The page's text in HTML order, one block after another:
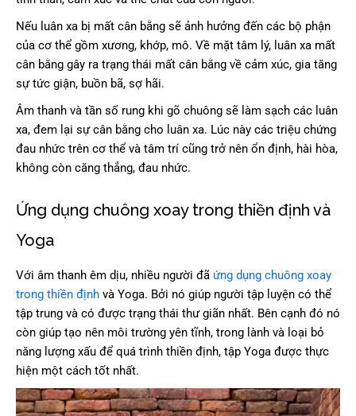
Nếu luân xa bị mất cân bằng sẽ ảnh hưởng đến các bộ phận
của cơ thể gồm xương, khớp, mô. Về mặt tâm lý, luân xa mất
cân bằng gây ra trạng thái mất cân bằng về cảm xúc, gia tăng
sự tức giận, buồn bã, sợ hãi.
Âm thanh và tần số rung khi gõ chuông sẽ làm sạch các luân
xa, đem lại sự cân bằng cho luân xa. Lúc này các triệu chứng
đau nhức trên cơ thể và tâm trí cũng trở nên ổn định, hài hòa,
không còn căng thẳng, đau nhức.
Ứng dụng chuông xoay trong thiền định và
Yoga
Với âm thanh êm dịu, nhiều người đã ứng dụng chuông xoay
trong thiền định và Yoga. Bởi nó giúp người tập luyện có thể
tập trung và có được trạng thái thư giãn nhất. Bên cạnh đó nó
còn giúp tạo nên môi trường yên tĩnh, trong lành và loại bỏ
năng lượng xấu để quá trình thiền định, tập Yoga được thực
hiện một cách tốt nhất.